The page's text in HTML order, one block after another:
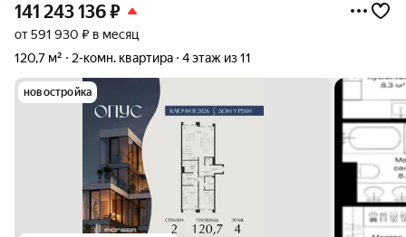
141 243 136₽
от 591 930 ₽ в месяц
120,7 м²
2-комн. квартира 4 этаж из 11
новостройка